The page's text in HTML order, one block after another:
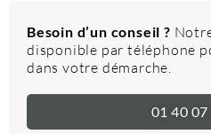
Besoin d’un conseil ?
disponible par téléphone
dans votre démarche.
01 40 07